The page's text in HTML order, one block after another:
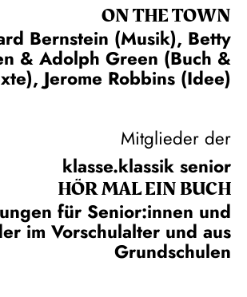
ON THE TOWN
Bernstein (Musik), Betty
& Adolph Green (Buch &
Jerome Robbins (Idee)
Mitglieder der
klasse.klassik senior
HÖR MAL EIN BUCH
für Senior:innen und
im Vorschulalter und aus
Grundschulen